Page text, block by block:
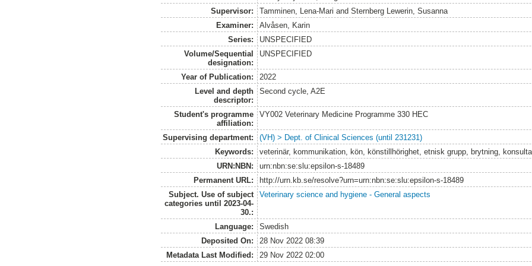
Supervisor:
Tamminen, Lena-Mari and Sternberg Lewerin, Susanna
Examiner:
Alvåsen, Karin
Series:
UNSPECIFIED
Volume/Sequential
designation:
UNSPECIFIED
Year of Publication:
2022
Level and depth
descriptor:
Second cycle, A2E
Student's programme
affiliation:
VY002 Veterinary Medicine Programme 330 HEC
Supervising department:
(VH) > Dept. of Clinical Sciences (until 231231)
Keywords:
veterinär, kommunikation, kön, könstillhörighet, etnisk grupp, brytning,
URN:NBN:
urn:nbn:se:slu:epsilon-s-18489
Permanent URL:
http://urn.kb.se/resolve?urn=urn:nbn:se:slu:epsilon-s-18489
Subject. Use of subject
categories until 2023-04-
30.:
Veterinary science and hygiene - General aspects
Language:
Swedish
Deposited On:
28 Nov 2022 08:39
Metadata Last Modified:
29 Nov 2022 02:00